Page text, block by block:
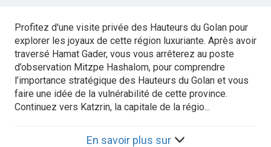
Profitez d'une visite privée des Hauteurs du Golan pour
explorer les joyaux de cette région luxuriante. Après avoir
traversé Hamat Gader, vous vous arrêterez au poste
d’observation Mitzpe Hashalom, pour comprendre
l’importance stratégique des Hauteurs du Golan et vous
faire une idée de la vulnérabilité de cette province.
Continuez vers Katzrin, la capitale de la régio...
En savoir plus sur